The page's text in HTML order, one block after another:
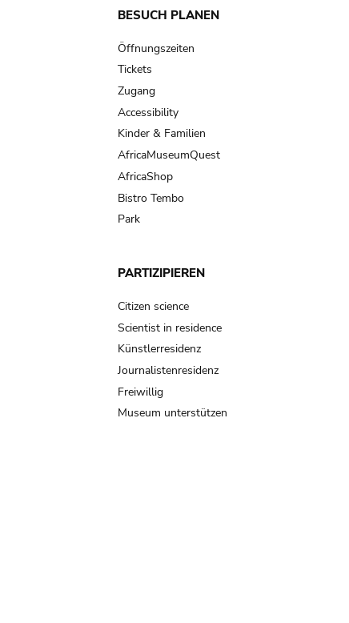
Main
navigation
BESUCH PLANEN
Öffnungszeiten
Tickets
Zugang
Accessibility
Kinder & Familien
AfricaMuseumQuest
AfricaShop
Bistro Tembo
Park
PARTIZIPIEREN
Citizen science
Scientist in residence
Künstlerresidenz
Journalistenresidenz
Freiwillig
Museum unterstützen